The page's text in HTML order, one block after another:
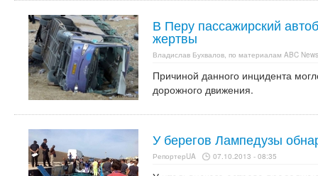
В Перу пассажирский
жертвы
Владислав Бухвалов, по материалам ABC News
Причиной данного инцидента
дорожного движения.
У берегов Лампедузы
РепортерUA 07.10.2013 - 08:35